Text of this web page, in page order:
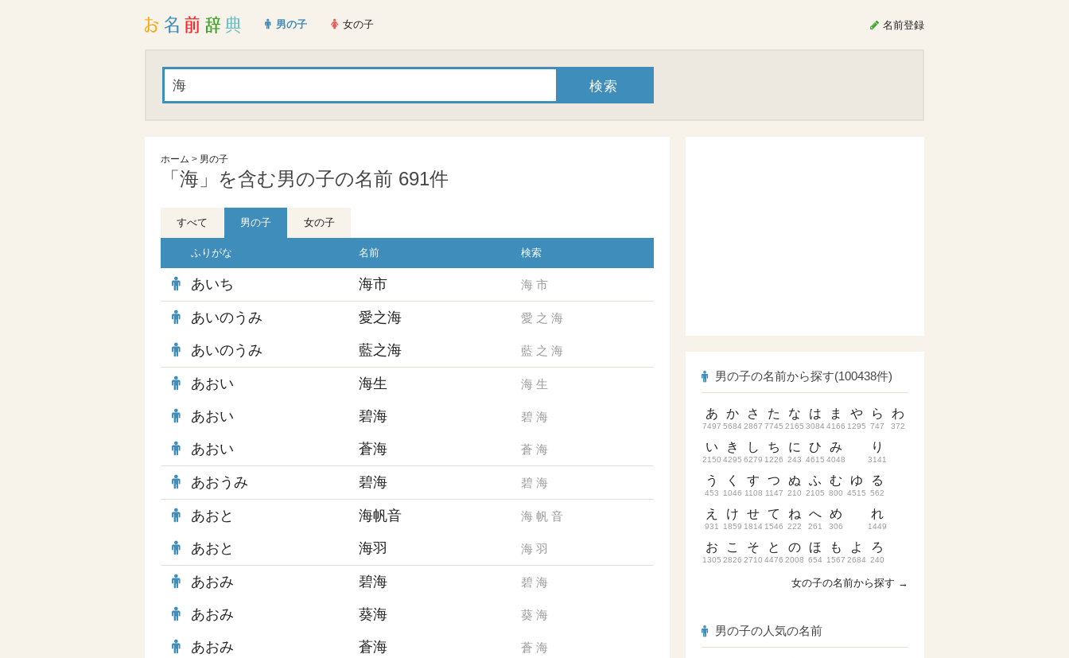
男の子 女の子 名前登録
ホーム > 男の子
「海」を含む男の子の名前 691件
すべて 男の子 女の子
ふりがな 名前 検索
あいち 海市 海 市
あいのうみ 愛之海 愛 之 海
あいのうみ 藍之海 藍 之 海
あおい 海生 海 生
あおい 碧海 碧 海
あおい 蒼海 蒼 海
あおうみ 碧海 碧 海
あおと 海帆音 海 帆 音
あおと 海羽 海 羽
あおみ 碧海 碧 海
あおみ 葵海 葵 海
あおみ 蒼海 蒼 海
男の子の名前から探す(100438件)
あ
7497
い
2150
う
453
え
931
お
1305
か
5684
き
4295
く
1046
け
1859
こ
2826
さ
2867
し
6279
す
1108
せ
1814
そ
2710
た
7745
ち
1226
つ
1147
て
1546
と
4476
な
2165
に
243
ぬ
210
ね
222
の
2008
は
3084
ひ
4615
ふ
2105
へ
261
ほ
654
ま
4166
み
4048
む
800
め
306
も
1567
や
1295
ゆ
4515
よ
2684
ら
747
り
3141
る
562
れ
1449
ろ
240
わ
372
女の子の名前から探す →
男の子の人気の名前